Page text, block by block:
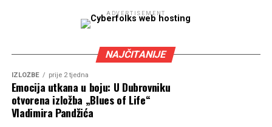
ADVERTISEMENT
NAJČITANIJE
IZLOŽBE prije 2 tjedna
Emocija utkana u boju: U Dubrovniku
otvorena izložba „Blues of Life“
Vladimira Pandžića